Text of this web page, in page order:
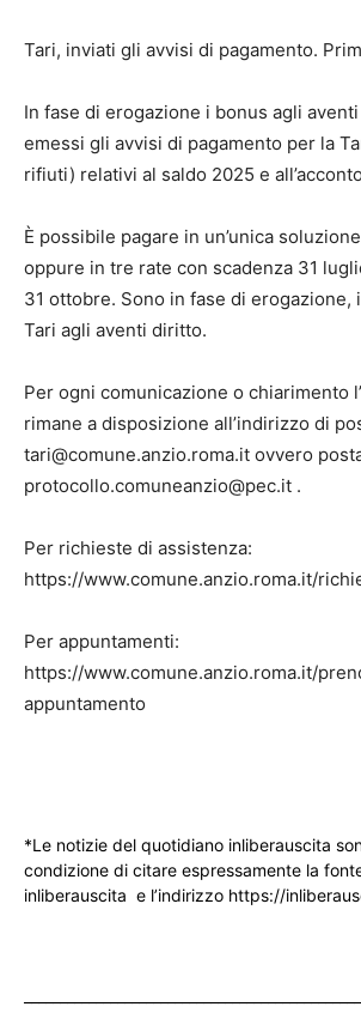
Tari, inviati gli avvisi di pagamento.
In fase di erogazione i bonus agli
emessi gli avvisi di pagamento per la
rifiuti) relativi al saldo 2025 e
È possibile pagare in un’unica
oppure in tre rate con scadenza 31
31 ottobre. Sono in fase di erogazione,
Tari agli aventi diritto.
Per ogni comunicazione o chiarimento
rimane a disposizione all’indirizzo di
tari@comune.anzio.roma.it ovvero
protocollo.comuneanzio@pec.it .
Per richieste di assistenza:
https://www.comune.anzio.roma.it/
Per appuntamenti:
https://www.comune.anzio.roma.it/
appuntamento
*Le notizie del quotidiano inliberauscita
condizione di citare espressamente la
inliberauscita e l’indirizzo https://